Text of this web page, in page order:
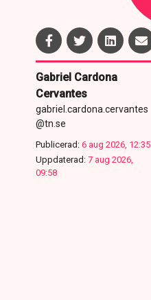
Gabriel Cardona
Cervantes
gabriel.cardona.cervantes
@tn.se
Publicerad: 6 aug 2026, 12:35
Uppdaterad: 7 aug 2026,
09:58